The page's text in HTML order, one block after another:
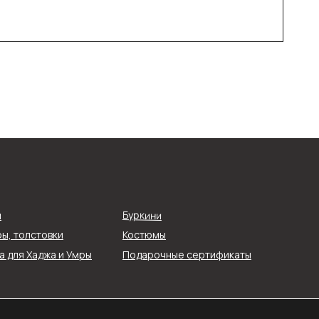
толстовки
Буркини
Костюмы
Подарочные сертификаты
для Хаджа и Умры
О компании
О нас